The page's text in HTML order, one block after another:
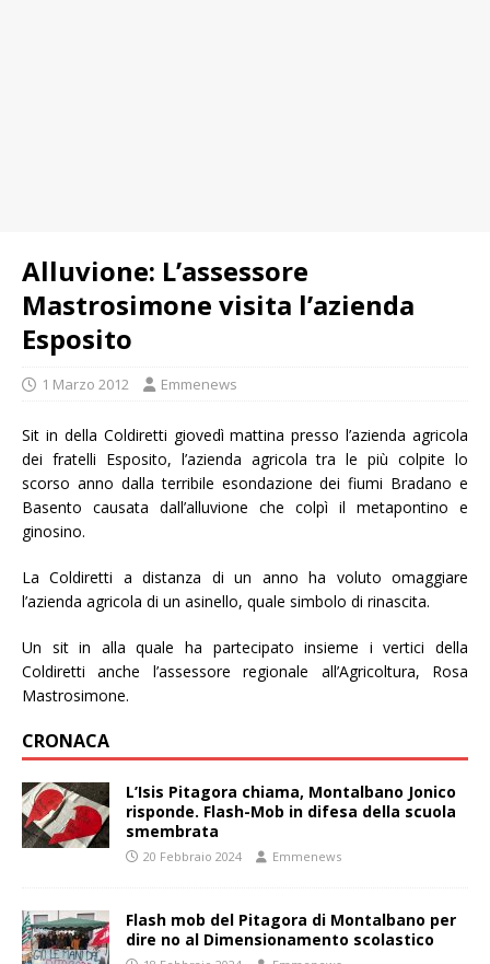
Alluvione: L’assessore
Mastrosimone visita l’azienda
Esposito
1 Marzo 2012 Emmenews
Sit in della Coldiretti giovedì mattina presso l’azienda agricola
dei fratelli Esposito, l’azienda agricola tra le più colpite lo
scorso anno dalla terribile esondazione dei fiumi Bradano e
Basento causata dall’alluvione che colpì il metapontino e
ginosino.
La Coldiretti a distanza di un anno ha voluto omaggiare
l’azienda agricola di un asinello, quale simbolo di rinascita.
Un sit in alla quale ha partecipato insieme i vertici della
Coldiretti anche l’assessore regionale all’Agricoltura, Rosa
Mastrosimone.
CRONACA
L’Isis Pitagora chiama, Montalbano Jonico
risponde. Flash-Mob in difesa della scuola
smembrata
20 Febbraio 2024 Emmenews
Flash mob del Pitagora di Montalbano per
dire no al Dimensionamento scolastico